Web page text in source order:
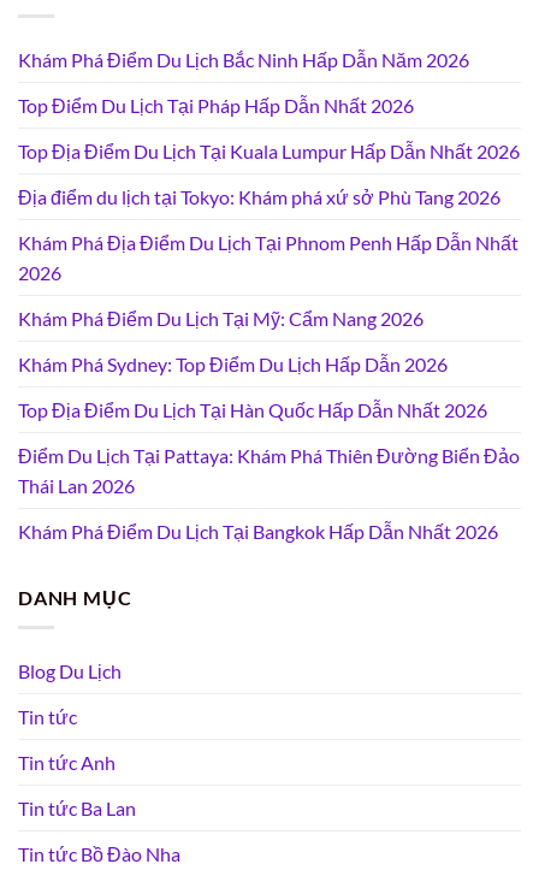
Khám Phá Điểm Du Lịch Bắc Ninh Hấp Dẫn Năm 2026
Top Điểm Du Lịch Tại Pháp Hấp Dẫn Nhất 2026
Top Địa Điểm Du Lịch Tại Kuala Lumpur Hấp Dẫn Nhất 2026
Địa điểm du lịch tại Tokyo: Khám phá xứ sở Phù Tang 2026
Khám Phá Địa Điểm Du Lịch Tại Phnom Penh Hấp Dẫn Nhất
2026
Khám Phá Điểm Du Lịch Tại Mỹ: Cẩm Nang 2026
Khám Phá Sydney: Top Điểm Du Lịch Hấp Dẫn 2026
Top Địa Điểm Du Lịch Tại Hàn Quốc Hấp Dẫn Nhất 2026
Điểm Du Lịch Tại Pattaya: Khám Phá Thiên Đường Biển Đảo
Thái Lan 2026
Khám Phá Điểm Du Lịch Tại Bangkok Hấp Dẫn Nhất 2026
DANH MỤC
Blog Du Lịch
Tin tức
Tin tức Anh
Tin tức Ba Lan
Tin tức Bồ Đào Nha